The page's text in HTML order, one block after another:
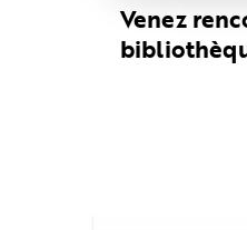
Venez